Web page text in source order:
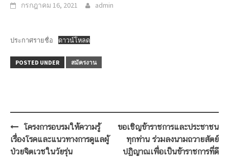
กรกฎาคม 16, 2021 admin
ประกาศรายชื่อ ดาวน์โหลด
POSTED UNDER สมัครงาน
Post
navigation
โครงการอบรมให้ความรู้
เรื่องโรคและแนวทางการดูแลผู้
ป่วยจิตเวชในวัยรุ่น
ขอเชิญข้าราชการและประชาชน
ทุกท่าน ร่วมลงนามถวายสัตย์
ปฏิญาณเพื่อเป็นข้าราชการที่ดี